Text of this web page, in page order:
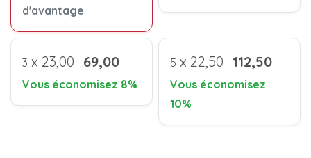
d'avantage
3 x 23,00 69,00
Vous économisez 8%
5 x 22,50 112,50
Vous économisez
10%